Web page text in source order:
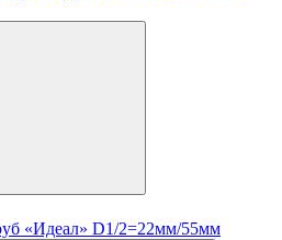
«Идеал» D1/2=22мм/55мм